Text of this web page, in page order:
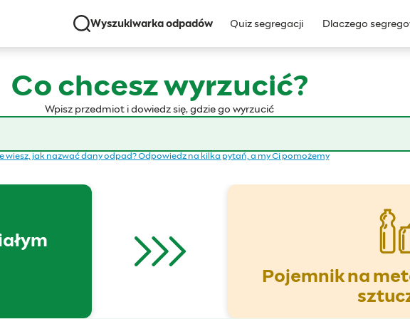
Wyszukiwarka odpadów Quiz segregacji Dlaczego
Co chcesz wyrzucić?
Wpisz przedmiot i dowiedz się, gdzie go wyrzucić
wiesz, jak nazwać dany odpad? Odpowiedz na kilka pytań, a my Ci pomożemy
Pojemnik na